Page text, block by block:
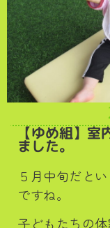
【ゆめ組】室
ました。
５月中旬だと
ですね。
子どもたちの